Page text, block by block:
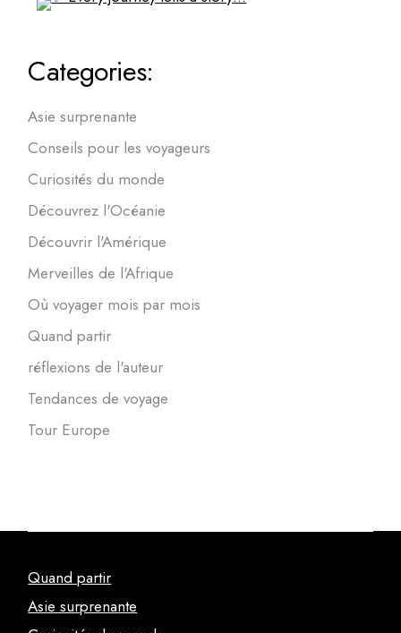
Categories:
Asie surprenante
Conseils pour les voyageurs
Curiosités du monde
Découvrez l'Océanie
Découvrir l'Amérique
Merveilles de l'Afrique
Où voyager mois par mois
Quand partir
réflexions de l'auteur
Tendances de voyage
Tour Europe
Quand partir
Asie surprenante